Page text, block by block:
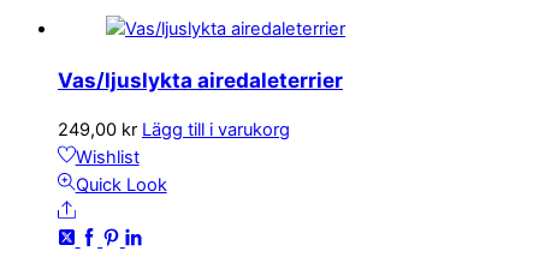
Vas/ljuslykta airedaleterrier
249,00 kr Lägg till i varukorg
Wishlist
Quick Look
Share